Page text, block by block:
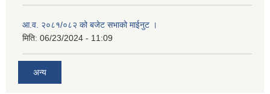
आ.व. २०८१/०८२ को बजेट सभाको माईनुट ।
मिति: 06/23/2024 - 11:09
अन्य